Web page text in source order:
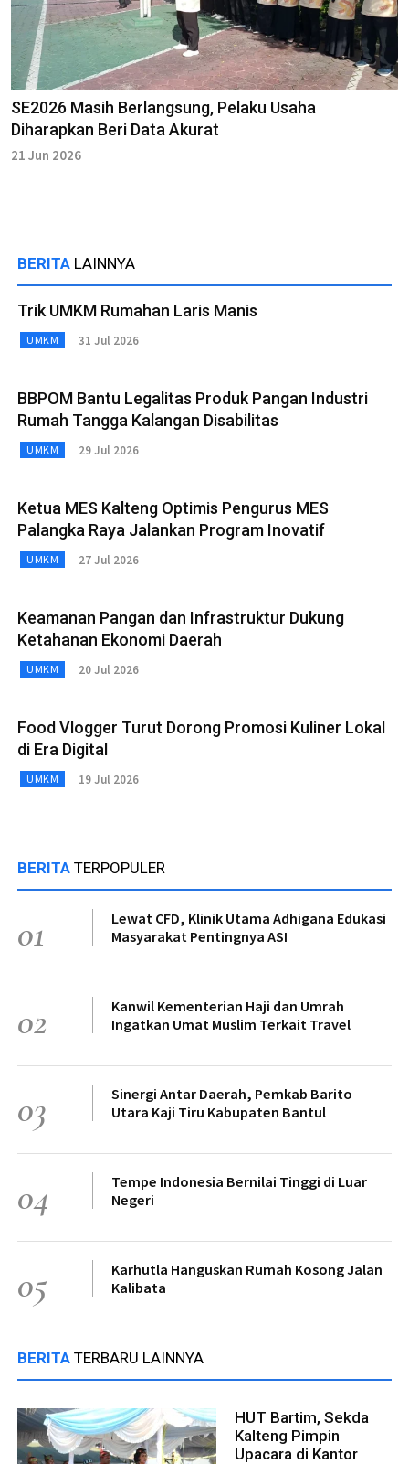
SE2026 Masih Berlangsung, Pelaku Usaha
Diharapkan Beri Data Akurat
21 Jun 2026
BERITA LAINNYA
Trik UMKM Rumahan Laris Manis
UMKM 31 Jul 2026
BBPOM Bantu Legalitas Produk Pangan Industri
Rumah Tangga Kalangan Disabilitas
UMKM 29 Jul 2026
Ketua MES Kalteng Optimis Pengurus MES
Palangka Raya Jalankan Program Inovatif
UMKM 27 Jul 2026
Keamanan Pangan dan Infrastruktur Dukung
Ketahanan Ekonomi Daerah
UMKM 20 Jul 2026
Food Vlogger Turut Dorong Promosi Kuliner Lokal
di Era Digital
UMKM 19 Jul 2026
BERITA TERPOPULER
01
Lewat CFD, Klinik Utama Adhigana Edukasi
Masyarakat Pentingnya ASI
02
Kanwil Kementerian Haji dan Umrah
Ingatkan Umat Muslim Terkait Travel
03
Sinergi Antar Daerah, Pemkab Barito
Utara Kaji Tiru Kabupaten Bantul
04
Tempe Indonesia Bernilai Tinggi di Luar
Negeri
05
Karhutla Hanguskan Rumah Kosong Jalan
Kalibata
BERITA TERBARU LAINNYA
HUT Bartim, Sekda
Kalteng Pimpin
Upacara di Kantor